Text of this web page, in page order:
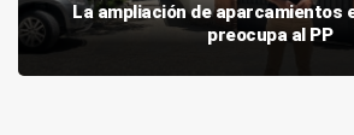
La ampliación de aparcamientos
preocupa al PP